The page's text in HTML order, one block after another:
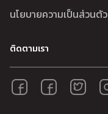
นโยบายความเป็นส่วนตัว
ติดตามเรา